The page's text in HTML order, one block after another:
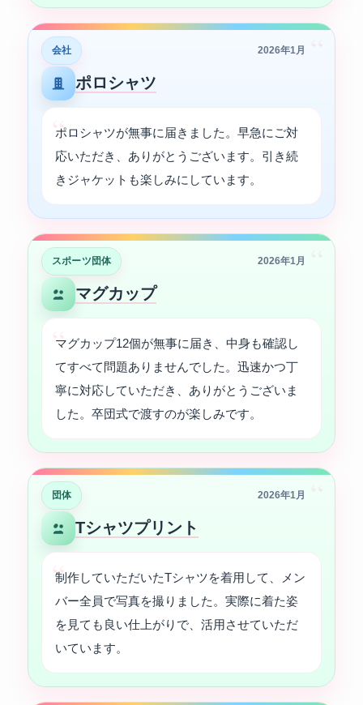
会社 2026年1月
ポロシャツ
ポロシャツが無事に届きました。早急にご対
応いただき、ありがとうございます。引き続
きジャケットも楽しみにしています。
スポーツ団体 2026年1月
マグカップ
マグカップ12個が無事に届き、中身も確認し
てすべて問題ありませんでした。迅速かつ丁
寧に対応していただき、ありがとうございま
した。卒団式で渡すのが楽しみです。
団体 2026年1月
Tシャツプリント
制作していただいたTシャツを着用して、メン
バー全員で写真を撮りました。実際に着た姿
を見ても良い仕上がりで、活用させていただ
いています。